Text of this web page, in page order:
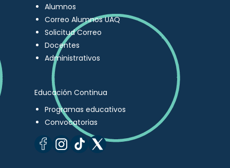
Alumnos
Correo Alumnos UAQ
Solicitud Correo
Docentes
Administrativos
Educación Continua
Programas educativos
Convocatorias